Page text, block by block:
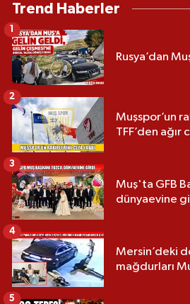
Trend Haberler
Rusya’dan
1
Muşspor’un
TFF’den ağır
2
Muş'ta GFB
dünyaevine
3
Mersin’deki
mağdurları
4
5